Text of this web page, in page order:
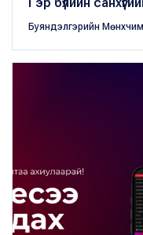
Буяндэлгэрийн